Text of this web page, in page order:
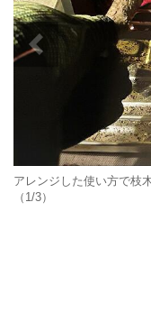
アレンジした使い方で枝
（1/3）